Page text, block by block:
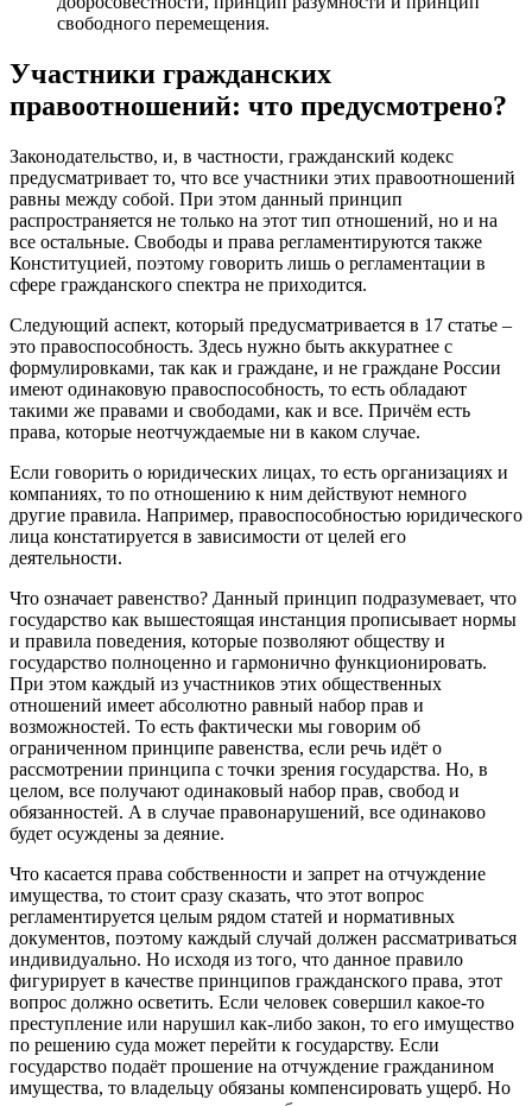
свободного перемещения.
Участники гражданских
правоотношений: что предусмотрено?
Законодательство, и, в частности, гражданский кодекс
предусматривает то, что все участники этих правоотношений
равны между собой. При этом данный принцип
распространяется не только на этот тип отношений, но и на
все остальные. Свободы и права регламентируются также
Конституцией, поэтому говорить лишь о регламентации в
сфере гражданского спектра не приходится.
Следующий аспект, который предусматривается в 17 статье –
это правоспособность. Здесь нужно быть аккуратнее с
формулировками, так как и граждане, и не граждане России
имеют одинаковую правоспособность, то есть обладают
такими же правами и свободами, как и все. Причём есть
права, которые неотчуждаемые ни в каком случае.
Если говорить о юридических лицах, то есть организациях и
компаниях, то по отношению к ним действуют немного
другие правила. Например, правоспособностью юридического
лица констатируется в зависимости от целей его
деятельности.
Что означает равенство? Данный принцип подразумевает, что
государство как вышестоящая инстанция прописывает нормы
и правила поведения, которые позволяют обществу и
государство полноценно и гармонично функционировать.
При этом каждый из участников этих общественных
отношений имеет абсолютно равный набор прав и
возможностей. То есть фактически мы говорим об
ограниченном принципе равенства, если речь идёт о
рассмотрении принципа с точки зрения государства. Но, в
целом, все получают одинаковый набор прав, свобод и
обязанностей. А в случае правонарушений, все одинаково
будет осуждены за деяние.
Что касается права собственности и запрет на отчуждение
имущества, то стоит сразу сказать, что этот вопрос
регламентируется целым рядом статей и нормативных
документов, поэтому каждый случай должен рассматриваться
индивидуально. Но исходя из того, что данное правило
фигурирует в качестве принципов гражданского права, этот
вопрос должно осветить. Если человек совершил какое-то
преступление или нарушил как-либо закон, то его имущество
по решению суда может перейти к государству. Если
государство подаёт прошение на отчуждение гражданином
имущества, то владельцу обязаны компенсировать ущерб. Но